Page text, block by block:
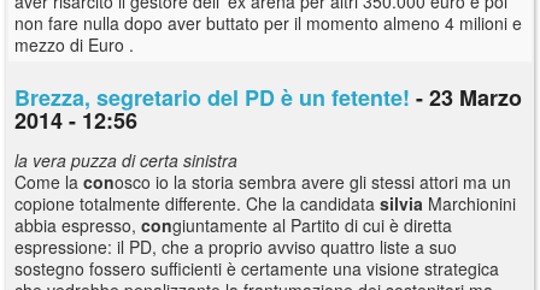
non fare nulla dopo aver buttato per il momento almeno 4 milioni e
mezzo di Euro .
Brezza, segretario del PD è un fetente! - 23 Marzo
2014 - 12:56
la vera puzza di certa sinistra
Come la conosco io la storia sembra avere gli stessi attori ma un
copione totalmente differente. Che la candidata silvia Marchionini
abbia espresso, congiuntamente al Partito di cui è diretta
espressione: il PD, che a proprio avviso quattro liste a suo
sostegno fossero sufficienti è certamente una visione strategica